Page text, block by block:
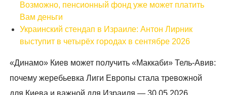
Возможно, пенсионный фонд уже может платить
Вам деньги
Украинский стендап в Израиле: Антон Лирник
выступит в четырёх городах в сентябре 2026
«Динамо» Киев может получить «Маккаби» Тель-Авив:
почему жеребьевка Лиги Европы стала тревожной